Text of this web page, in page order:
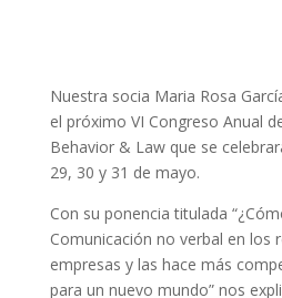
Nuestra socia Maria Rosa
el próximo VI Congreso Anual
Behavior & Law que se
29, 30 y 31 de mayo.
Con su ponencia titulada
Comunicación no verbal en los
empresas y las hace más
para un nuevo mundo” nos